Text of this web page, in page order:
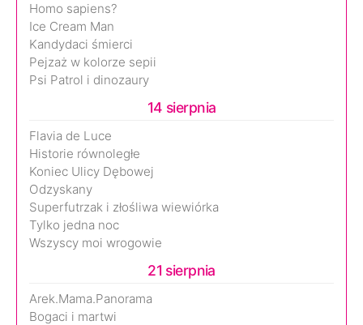
Homo sapiens?
Ice Cream Man
Kandydaci śmierci
Pejzaż w kolorze sepii
Psi Patrol i dinozaury
14 sierpnia
Flavia de Luce
Historie równoległe
Koniec Ulicy Dębowej
Odzyskany
Superfutrzak i złośliwa wiewiórka
Tylko jedna noc
Wszyscy moi wrogowie
21 sierpnia
Arek.Mama.Panorama
Bogaci i martwi